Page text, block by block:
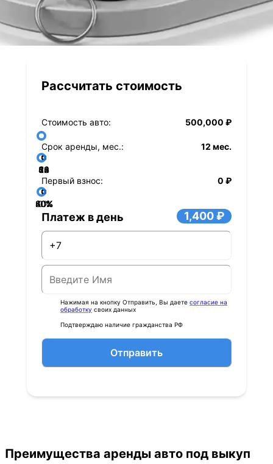
Рассчитать стоимость
Стоимость авто: 500,000 ₽
Срок аренды, мес.: 12 мес.
12
24
36
48
60
72
84
Первый взнос:
0 ₽
0%
20%
40%
60%
80%
Платеж в день 1,400 ₽
Нажимая на кнопку Отправить, Вы даете согласие на
обработку своих данных
Подтверждаю наличие гражданства РФ
Отправить
Преимущества аренды авто под выкуп